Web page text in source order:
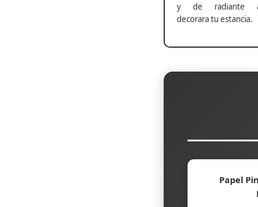
y de radiante
decorara tu estancia.
Papel